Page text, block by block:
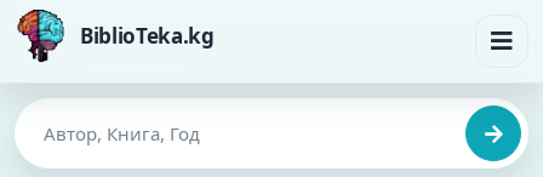
BiblioTeka.kg